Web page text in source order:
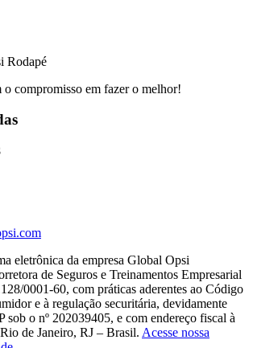
compromisso em fazer o melhor!
eletrônica da empresa Global Opsi
de Seguros e Treinamentos Empresarial
0001-60, com práticas aderentes ao Código
e à regulação securitária, devidamente
sob o nº 202039405, e com endereço fiscal à
de Janeiro, RJ – Brasil. Acesse nossa